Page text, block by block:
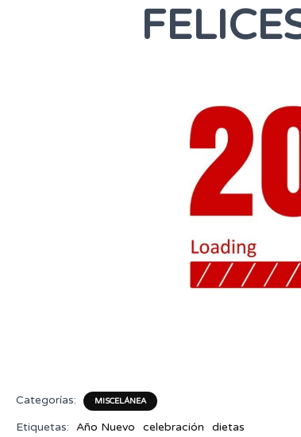
Categorías: MISCELÁNEA
Etiquetas: Año Nuevo celebración
dietas